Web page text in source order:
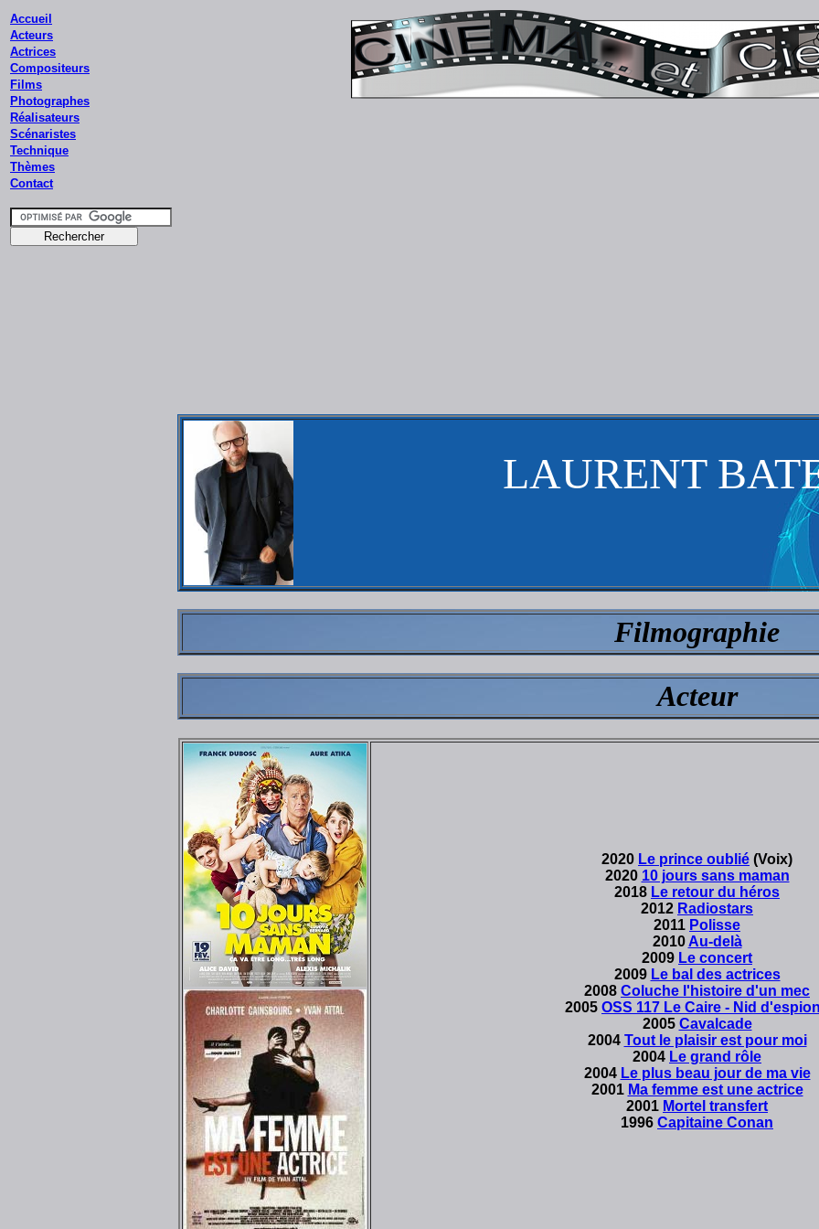
Accueil
Acteurs
Actrices
Compositeurs
Films
Photographes
Réalisateurs
Scénaristes
Technique
Thèmes
Contact
LAURENT
Filmographie
Acteur
2020 Le prince oublié (Voix)
2020 10 jours sans maman
2018 Le retour du héros
2012 Radiostars
2011 Polisse
2010 Au-delà
2009 Le concert
2009 Le bal des actrices
2008 Coluche l'histoire d'un mec
2005 OSS 117 Le Caire - Nid
2005 Cavalcade
2004 Tout le plaisir est pour moi
2004 Le grand rôle
2004 Le plus beau jour de ma vie
2001 Ma femme est une actrice
2001 Mortel transfert
1996 Capitaine Conan